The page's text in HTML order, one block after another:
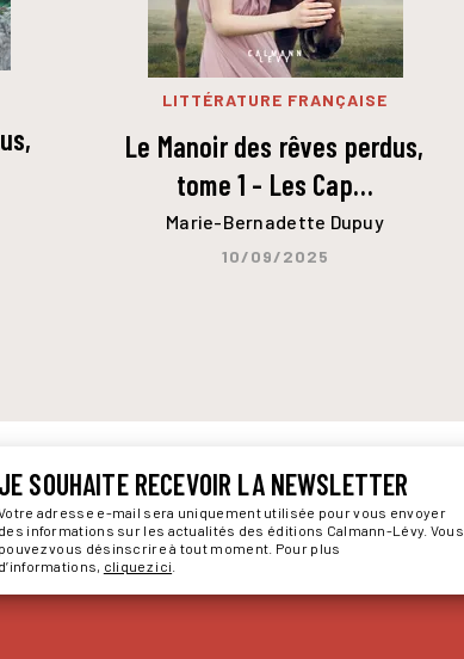
LITTÉRATURE FRANÇAISE
Le Manoir des rêves perdus,
tome 1 - Les Cap…
Marie-Bernadette Dupuy
10/09/2025
JE SOUHAITE RECEVOIR LA NEWSLETTER
adresse e-mail sera uniquement utilisée pour vous envoyer
des informations sur les actualités des éditions Calmann-Lévy. Vous
pouvez vous désinscrire à tout moment. Pour plus
d’informations, cliquez ici